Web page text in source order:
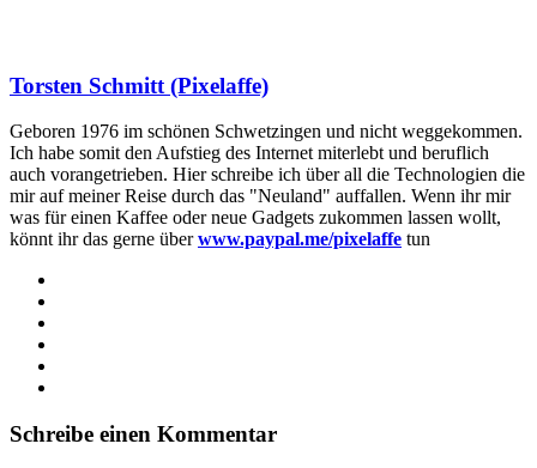
Torsten Schmitt (Pixelaffe)
Geboren 1976 im schönen Schwetzingen und nicht weggekommen.
Ich habe somit den Aufstieg des Internet miterlebt und beruflich
auch vorangetrieben. Hier schreibe ich über all die Technologien die
mir auf meiner Reise durch das "Neuland" auffallen. Wenn ihr mir
was für einen Kaffee oder neue Gadgets zukommen lassen wollt,
könnt ihr das gerne überwww.paypal.me/pixelaffe tun
Schreibe einen Kommentar